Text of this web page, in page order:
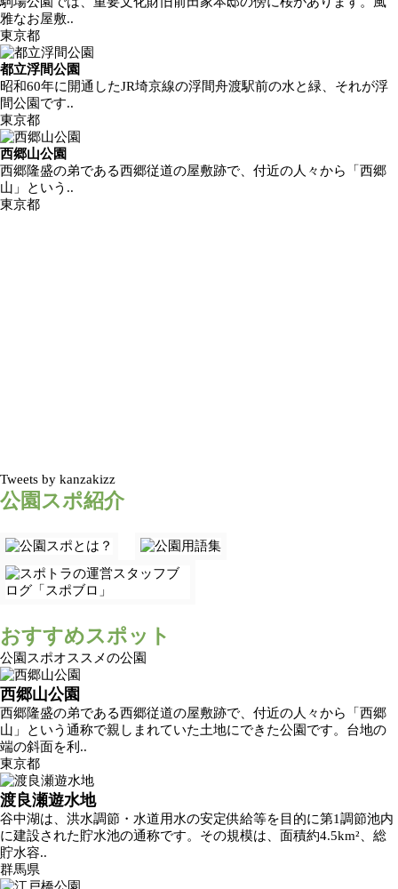
雅なお屋敷..
東京都
都立浮間公園
昭和60年に開通したJR埼京線の浮間舟渡駅前の水と緑、それが浮
間公園です..
東京都
西郷山公園
西郷隆盛の弟である西郷従道の屋敷跡で、付近の人々から「西郷
山」という..
東京都
Tweets by kanzakizz
公園スポ紹介
おすすめスポット
公園スポオススメの公園
西郷山公園
西郷隆盛の弟である西郷従道の屋敷跡で、付近の人々から「西郷
山」という通称で親しまれていた土地にできた公園です。台地の
端の斜面を利..
東京都
渡良瀬遊水地
谷中湖は、洪水調節・水道用水の安定供給等を目的に第1調節池内
に建設された貯水池の通称です。その規模は、面積約4.5km²、総
貯水容..
群馬県